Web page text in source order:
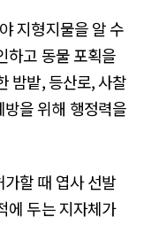
지형지물을 알 수
하고 동물 포획을
밤밭, 등산로, 사찰
을 위해 행정력을
할 때 엽사 선발
에 두는 지자체가